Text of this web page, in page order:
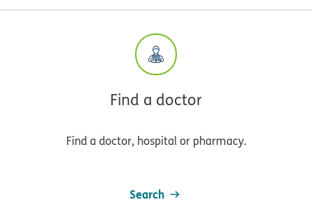
Find a doctor
Find a doctor, hospital or pharmacy.
Search